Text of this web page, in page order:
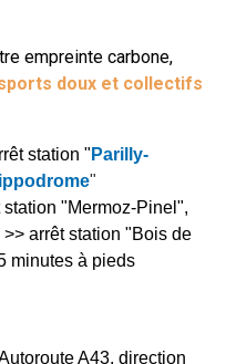
empreinte carbone,
doux et collectifs
station " Parilly-
"
station "Mermoz-Pinel",
>> arrêt station "Bois de
minutes à pieds
A43, direction